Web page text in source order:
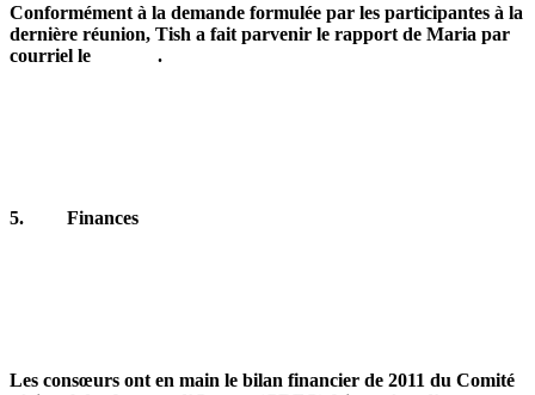
Conformément à la demande formulée par les participantes à la
dernière réunion, Tish a fait parvenir le rapport de Maria par
courriel le .
5. Finances
Les consœurs ont en main le bilan financier de 2011 du Comité